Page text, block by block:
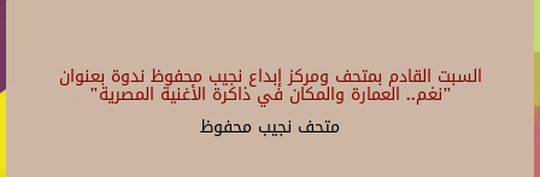
السبت القادم بمتحف ومركز إبداع نجيب محفوظ ندوة بعنوان
"نغم.. العمارة والمكان في ذاكرة الأغنية المصرية"
متحف نجيب محفوظ